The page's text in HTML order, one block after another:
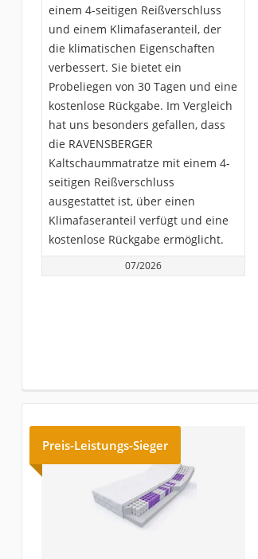
einem 4-seitigen Reißverschluss
und einem Klimafaseranteil, der
die klimatischen Eigenschaften
verbessert. Sie bietet ein
Probeliegen von 30 Tagen und eine
kostenlose Rückgabe. Im Vergleich
hat uns besonders gefallen, dass
die RAVENSBERGER
Kaltschaummatratze mit einem 4-
seitigen Reißverschluss
ausgestattet ist, über einen
Klimafaseranteil verfügt und eine
kostenlose Rückgabe ermöglicht.
07/2026
Preis-Leistungs-Sieger